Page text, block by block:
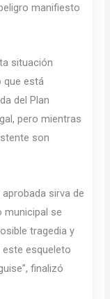
manifiesto
situación
que está
del Plan
pero mientras
son
sirva de
municipal se
tragedia y
este esqueleto
finalizó